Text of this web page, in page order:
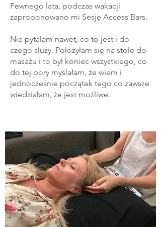
Pewnego lata, podczas wakacji
zaproponowano mi Sesję Access Bars.
Nie pytałam nawet, co to jest i do
czego służy. Położyłam się na stole do
masażu i to był koniec wszystkiego, co
do tej pory myślałam, że wiem i
jednocześnie początek tego co zawsze
wiedziałam, że jest możliwe.